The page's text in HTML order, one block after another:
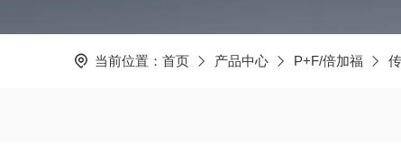
当前位置： 首页 产品中心 P+F/倍加福